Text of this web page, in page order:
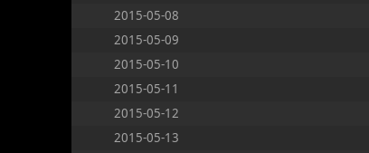
2015-05-08
2015-05-09
2015-05-10
2015-05-11
2015-05-12
2015-05-13